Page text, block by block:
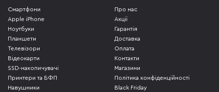
Смартфони
Apple iPhone
Ноутбуки
Планшети
Телевізори
Відеокарти
SSD-накопичувачі
Принтери та БФП
Навушники
Про нас
Акції
Гарантія
Доставка
Оплата
Контакти
Магазини
Політика конфіденційності
Black Friday